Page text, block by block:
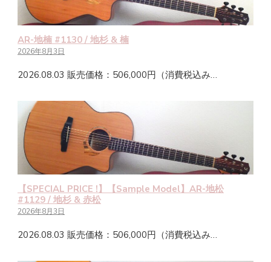
AR-地楠 #1130 / 地杉 & 楠
2026年8月3日
2026.08.03 販売価格：506,000円（消費税込み…
【SPECIAL PRICE !】【Sample Model】AR-地松
#1129 / 地杉 & 赤松
2026年8月3日
2026.08.03 販売価格：506,000円（消費税込み…